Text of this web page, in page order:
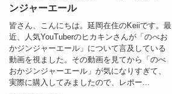
ンジャーエール
皆さん、こんにちは。延岡在住のKeiiです。最
近、人気YouTuberのヒカキンさんが「のべお
かジンジャーエール」について言及している
動画を視ました。その動画を見てから「のべ
おかジンジャーエール」が気になりすぎて、
実際に購入してみましたので、レポー...